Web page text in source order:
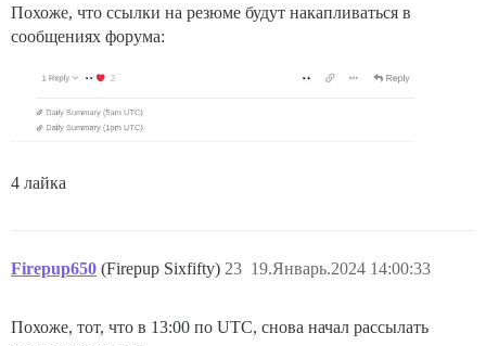
Похоже, что ссылки на резюме будут накапливаться в
сообщениях форума:
4 лайка
Firepup650 (Firepup Sixfifty) 19.Январь.2024 14:00:33
23
Похоже, тот, что в 13:00 по UTC, снова начал рассылать